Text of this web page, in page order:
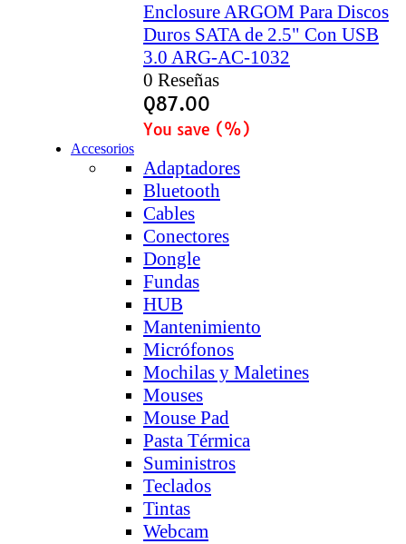
Enclosure ARGOM Para Discos
Duros SATA de 2.5" Con USB
3.0 ARG-AC-1032
0 Reseñas
Q87.00
You save (%)
Accesorios
Adaptadores
Bluetooth
Cables
Conectores
Dongle
Fundas
HUB
Mantenimiento
Micrófonos
Mochilas y Maletines
Mouses
Mouse Pad
Pasta Térmica
Suministros
Teclados
Tintas
Webcam